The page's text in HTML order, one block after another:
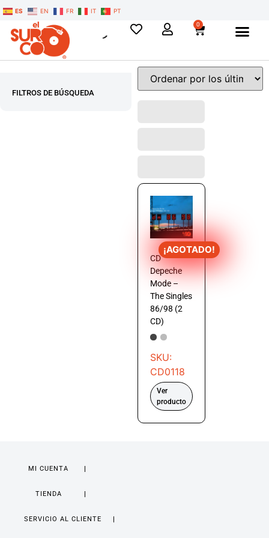
ES EN FR IT PT
0
FILTROS DE BÚSQUEDA
¡AGOTADO!
CD
Depeche
Mode –
The Singles
86/98 (2
CD)
SKU:
CD0118
Ver
producto
MI CUENTA
TIENDA
SERVICIO AL CLIENTE